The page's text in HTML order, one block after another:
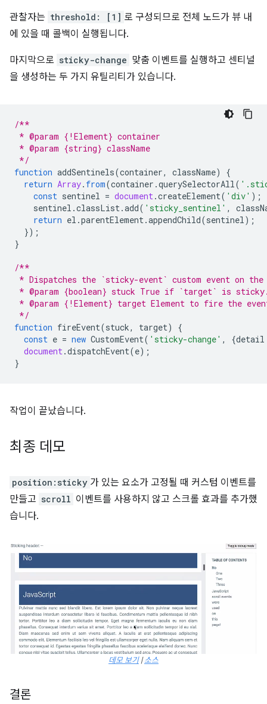
관찰자는 threshold: [1] 로 구성되므로 전체 노드가 뷰 내
에 있을 때 콜백이 실행됩니다.
마지막으로 sticky-change 맞춤 이벤트를 실행하고 센티널
을 생성하는 두 가지 유틸리티가 있습니다.
/**
* @param {!Element} container
* @param {string} className
*/
function addSentinels(container, className)
{
return Array. from(container .querySelectorAll (
const sentinel = document .createElement( 'div' );
sentinel .classList .add( 'sticky_sentinel' ,
return el .parentElement .appendChild(sentinel );
});
}
/**
* Dispatches the `sticky-event` custom event on
* @param {boolean} stuck True if `target` is
* @param {!Element} target Element to fire the
*/
function fireEvent(stuck, target)
{
const e = new CustomEvent( 'sticky-change' , {detail
document .dispatchEvent(e);
}
작업이 끝났습니다.
최종 데모
position:sticky 가 있는 요소가 고정될 때 커스텀 이벤트를
만들고 scroll 이벤트를 사용하지 않고 스크롤 효과를 추가했
습니다.
데모 보기|소스
결론